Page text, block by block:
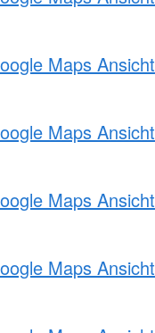
Maps Ansicht
Maps Ansicht
Maps Ansicht
Maps Ansicht